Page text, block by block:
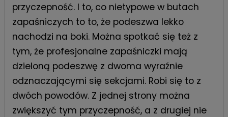
przyczepność. I to, co nietypowe w butach
zapaśniczych to to, że podeszwa lekko
nachodzi na boki. Można spotkać się też z
tym, że profesjonalne zapaśniczki mają
dzieloną podeszwę z dwoma wyraźnie
odznaczającymi się sekcjami. Robi się to z
dwóch powodów. Z jednej strony można
zwiększyć tym przyczepność, a z drugiej nie